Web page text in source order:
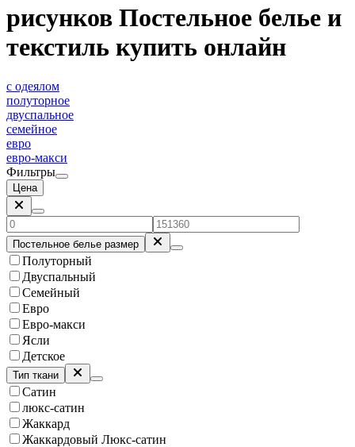
рисунков Постельное белье и
текстиль купить онлайн
с одеялом
полуторное
двуспальное
семейное
евро
евро-макси
Фильтры
Цена
Постельное белье размер
Полуторный
Двуспальный
Семейный
Евро
Евро-макси
Ясли
Детское
Тип ткани
Сатин
люкс-сатин
Жаккард
Жаккардовый Люкс-сатин